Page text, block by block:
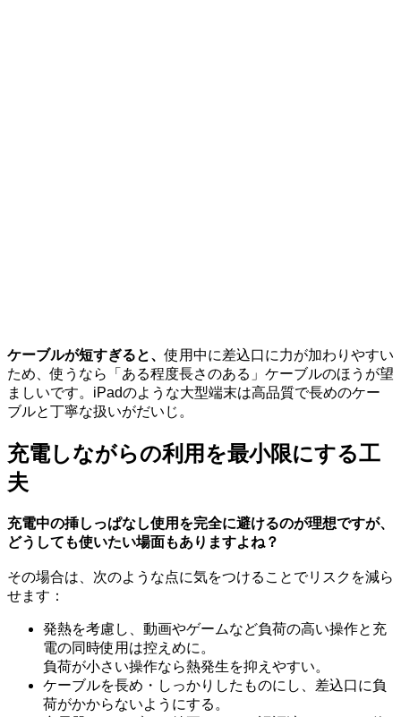
ケーブルが短すぎると、使用中に差込口に力が加わりやすい
ため、使うなら「ある程度長さのある」ケーブルのほうが望
ましいです。iPadのような大型端末は高品質で長めのケー
ブルと丁寧な扱いがだいじ。
充電しながらの利用を最小限にする工
夫
充電中の挿しっぱなし使用を完全に避けるのが理想ですが、
どうしても使いたい場面もありますよね？
その場合は、次のような点に気をつけることでリスクを減ら
せます：
発熱を考慮し、動画やゲームなど負荷の高い操作と充
電の同時使用は控えめに。
負荷が小さい操作なら熱発生を抑えやすい。
ケーブルを長め・しっかりしたものにし、差込口に負
荷がかからないようにする。